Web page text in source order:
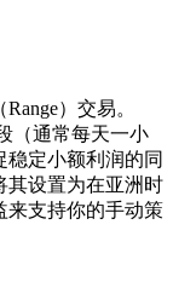
）交易。
（通常每天一小
定小额利润的同
其设置为在亚洲时
来支持你的手动策